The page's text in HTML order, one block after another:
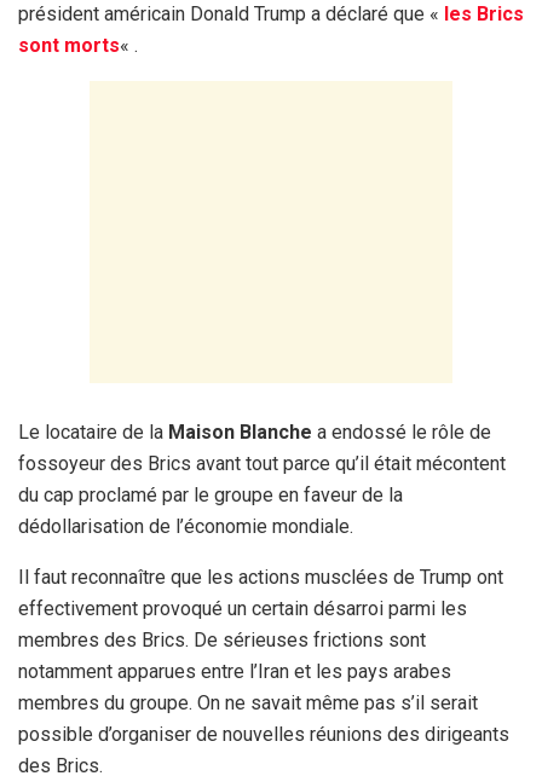
président américain Donald Trump a déclaré que « les Brics
sont morts« .
Le locataire de la Maison Blanche a endossé le rôle de
fossoyeur des Brics avant tout parce qu’il était mécontent
du cap proclamé par le groupe en faveur de la
dédollarisation de l’économie mondiale.
Il faut reconnaître que les actions musclées de Trump ont
effectivement provoqué un certain désarroi parmi les
membres des Brics. De sérieuses frictions sont
notamment apparues entre l’Iran et les pays arabes
membres du groupe. On ne savait même pas s’il serait
possible d’organiser de nouvelles réunions des dirigeants
des Brics.